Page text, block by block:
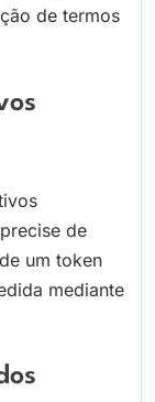
de termos
de
um token
mediante